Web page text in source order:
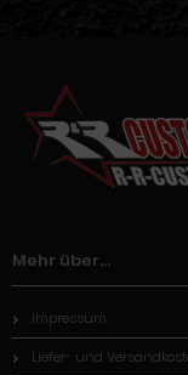
Mehr über...
Impressum
Liefer- und